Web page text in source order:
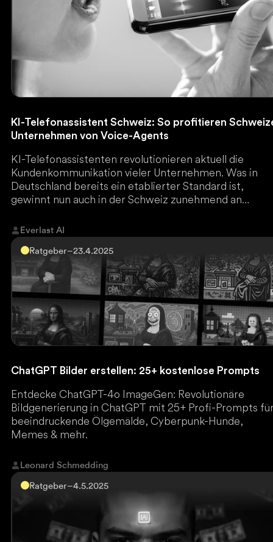
KI-Telefonassistent Schweiz: So profitieren
Unternehmen von Voice-Agents
KI-Telefonassistenten revolutionieren aktuell die
Kundenkommunikation vieler Unternehmen. Was in
Deutschland bereits ein etablierter Standard ist,
gewinnt nun auch in der Schweiz zunehmend an
Everlast AI
Ratgeber–23.4.2025
ChatGPT Bilder erstellen: 25+ kostenlose Prompts
Entdecke ChatGPT-4o ImageGen: Revolutionäre
Bildgenerierung in ChatGPT mit 25+ Profi-Prompts
beeindruckende Ölgemälde, Cyberpunk-Hunde,
Memes & mehr.
Leonard Schmedding
Ratgeber–4.5.2025